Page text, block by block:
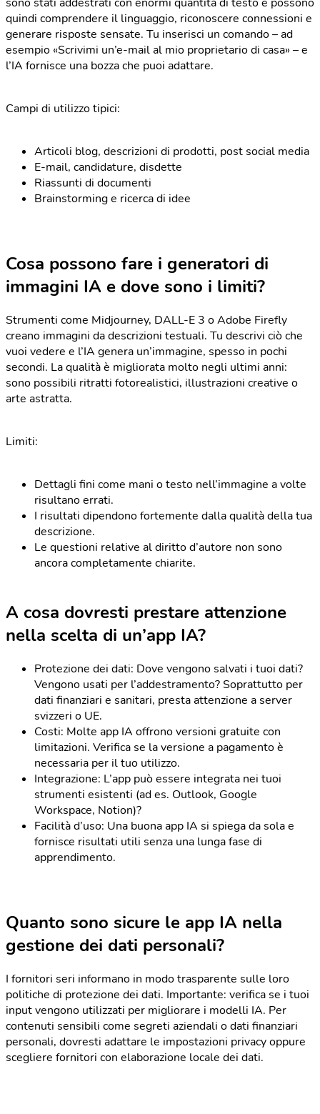
quindi comprendere il linguaggio, riconoscere connessioni e
generare risposte sensate. Tu inserisci un comando – ad
esempio «Scrivimi un’e-mail al mio proprietario di casa» – e
l’IA fornisce una bozza che puoi adattare.
Campi di utilizzo tipici:
Articoli blog, descrizioni di prodotti, post social media
E-mail, candidature, disdette
Riassunti di documenti
Brainstorming e ricerca di idee
Cosa possono fare i generatori di
immagini IA e dove sono i limiti?
Strumenti come Midjourney, DALL-E 3 o Adobe Firefly
creano immagini da descrizioni testuali. Tu descrivi ciò che
vuoi vedere e l’IA genera un’immagine, spesso in pochi
secondi. La qualità è migliorata molto negli ultimi anni:
sono possibili ritratti fotorealistici, illustrazioni creative o
arte astratta.
Limiti:
Dettagli fini come mani o testo nell’immagine a volte
risultano errati.
I risultati dipendono fortemente dalla qualità della tua
descrizione.
Le questioni relative al diritto d’autore non sono
ancora completamente chiarite.
A cosa dovresti prestare attenzione
nella scelta di un’app IA?
Protezione dei dati: Dove vengono salvati i tuoi dati?
Vengono usati per l’addestramento? Soprattutto per
dati finanziari e sanitari, presta attenzione a server
svizzeri o UE.
Costi: Molte app IA offrono versioni gratuite con
limitazioni. Verifica se la versione a pagamento è
necessaria per il tuo utilizzo.
Integrazione: L’app può essere integrata nei tuoi
strumenti esistenti (ad es. Outlook, Google
Workspace, Notion)?
Facilità d’uso: Una buona app IA si spiega da sola e
fornisce risultati utili senza una lunga fase di
apprendimento.
Quanto sono sicure le app IA nella
gestione dei dati personali?
I fornitori seri informano in modo trasparente sulle loro
politiche di protezione dei dati. Importante: verifica se i tuoi
input vengono utilizzati per migliorare i modelli IA. Per
contenuti sensibili come segreti aziendali o dati finanziari
personali, dovresti adattare le impostazioni privacy oppure
scegliere fornitori con elaborazione locale dei dati.